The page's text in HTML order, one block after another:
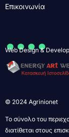
Επικοινωνία
....
Web Design &
© 2024 Agrinionet
Το σύνολο του
διατίθεται στους